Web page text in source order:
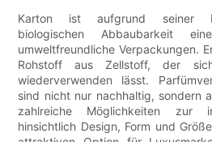
Karton ist aufgrund seiner
biologischen Abbaubarkeit
umweltfreundliche Verpackungen.
Rohstoff aus Zellstoff, der
wiederverwenden lässt.
sind nicht nur nachhaltig, sondern
zahlreiche Möglichkeiten zur
hinsichtlich Design, Form und